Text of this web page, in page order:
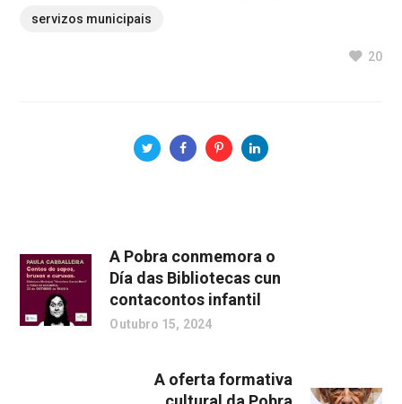
servizos municipais
20
A Pobra conmemora o
Día das Bibliotecas cun
contacontos infantil
Outubro 15, 2024
A oferta formativa